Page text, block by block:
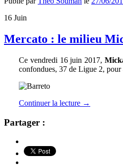
16 Juin
Mercato : le milieu
Ce vendredi 16 juin 2017,
confondues, 37 de Ligue 2,
Continuer la lecture →
Partager :